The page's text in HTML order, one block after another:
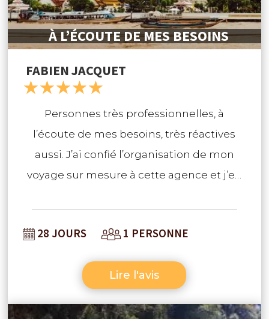
À L’ÉCOUTE DE MES BESOINS
FABIEN JACQUET
☆☆☆☆☆
Personnes très professionnelles, à
l’écoute de mes besoins, très réactives
aussi. J’ai confié l’organisation de mon
voyage sur mesure à cette agence et j’en
28 JOURS 1 PERSONNE
Lire l'avis